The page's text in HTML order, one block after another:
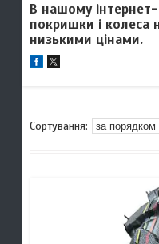
В нашому
покришки і колеса
низькими цінами.